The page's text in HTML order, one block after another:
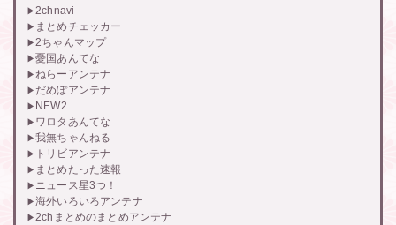
2chnavi
まとめチェッカー
2ちゃんマップ
憂国あんてな
ねらーアンテナ
だめぽアンテナ
NEW2
ワロタあんてな
我無ちゃんねる
トリビアンテナ
まとめたった速報
ニュース星3つ！
海外いろいろアンテナ
2chまとめのまとめアンテナ